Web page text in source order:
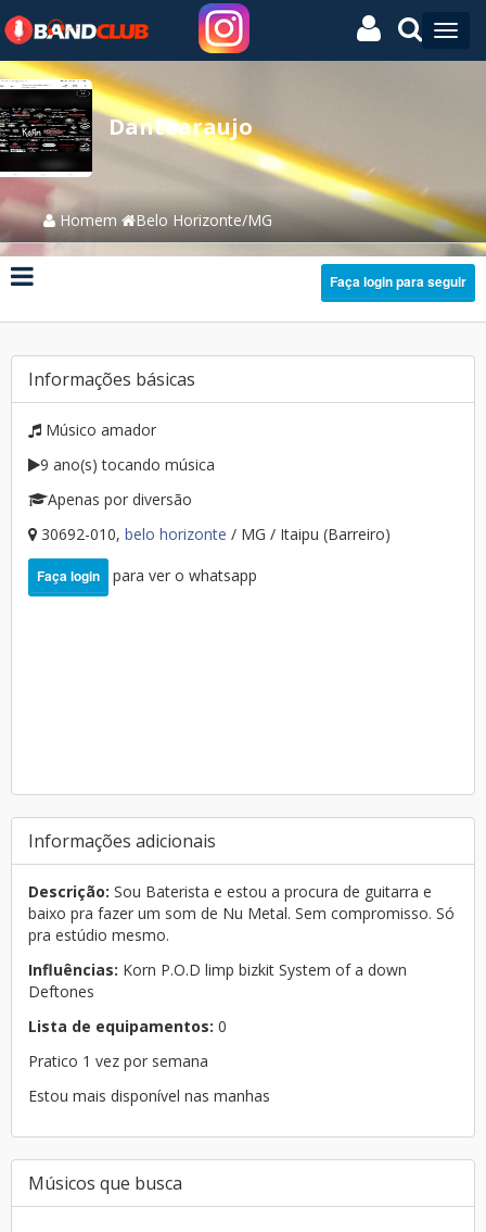
Dantearaujo
Homem Belo Horizonte/MG
Faça login para seguir
Informações básicas
Músico amador
9 ano(s) tocando música
Apenas por diversão
30692-010, belo horizonte / MG / Itaipu (Barreiro)
Faça login para ver o whatsapp
Informações adicionais
Descrição: Sou Baterista e estou a procura de guitarra e
baixo pra fazer um som de Nu Metal. Sem compromisso. Só
pra estúdio mesmo.
Influências: Korn P.O.D limp bizkit System of a down
Deftones
Lista de equipamentos: 0
Pratico 1 vez por semana
Estou mais disponível nas manhas
Músicos que busca